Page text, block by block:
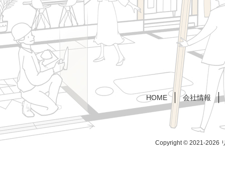
HOME 会社情報
Copyright © 2021-2026